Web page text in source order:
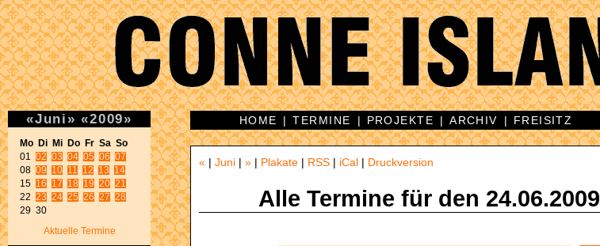
«Juni » «2009»
Mo Di Mi Do Fr Sa So
01 02 03 04 05 06 07
08 09 10 11 12 13
14
15 16 17 18 19 20 21
22 23 24 25 26 27 28
29 30
Aktuelle Termine
HOME |TERMINE | PROJEKTE |ARCHIV | FREISITZ
« | Juni | » | Plakate | RSS | iCal | Druckversion
Alle Termine für den 24.06.2009